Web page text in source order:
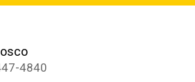
4840